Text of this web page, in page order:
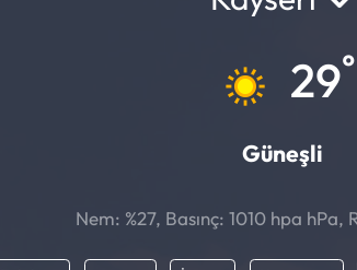
29°
Güneşli
Nem: %27, Basınç: 1010 hpa